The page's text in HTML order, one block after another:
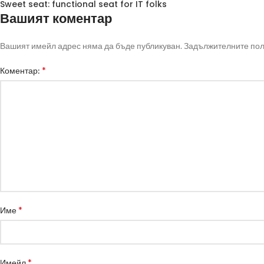
Sweet seat: functional seat for IT folks
Вашият коментар
Вашият имейл адрес няма да бъде публикуван. Задължителните
Коментар: *
Име*